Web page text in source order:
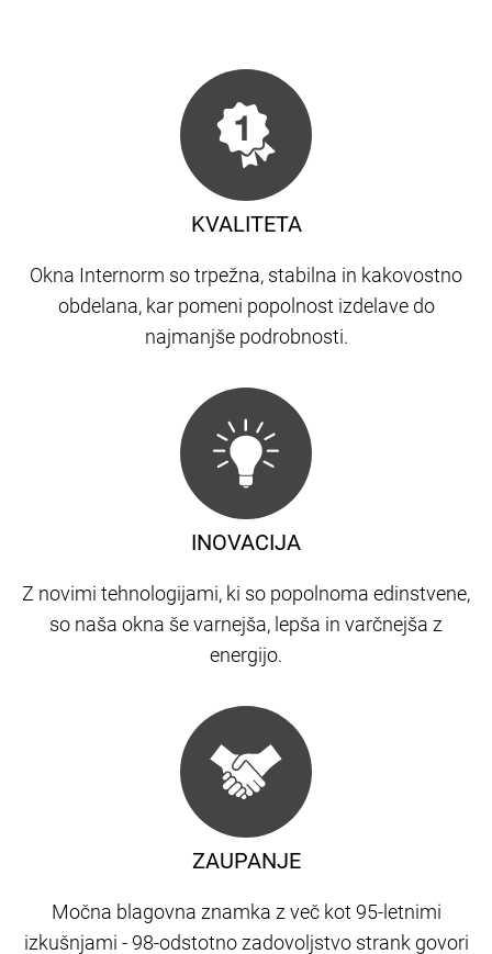
KVALITETA
Okna Internorm so trpežna, stabilna in kakovostno
obdelana, kar pomeni popolnost izdelave do
najmanjše podrobnosti.
ZAUPANJE
Močna blagovna znamka z več kot 95-letnimi
izkušnjami - 98-odstotno zadovoljstvo strank govori
INOVACIJA
Z novimi tehnologijami, ki so popolnoma edinstvene,
so naša okna še varnejša, lepša in varčnejša z
energijo.